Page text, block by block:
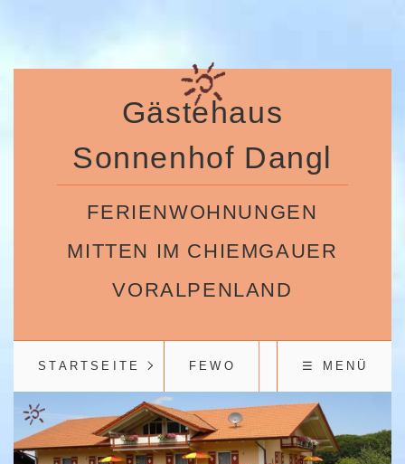
Gästehaus
Sonnenhof Dangl
FERIENWOHNUNGEN
MITTEN IM CHIEMGAUER
VORALPENLAND
STARTSEITE FEWO PREISE
☰ MENÜ